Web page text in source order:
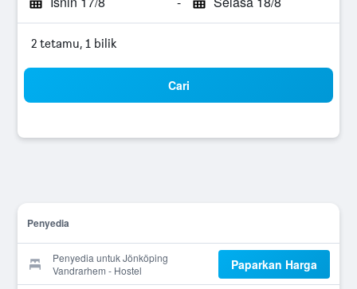
2 tetamu, 1 bilik
Cari
Penyedia
Penyedia untuk Jönköping
Vandrarhem - Hostel
Paparkan Harga